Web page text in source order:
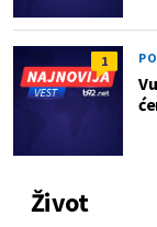
1
Život